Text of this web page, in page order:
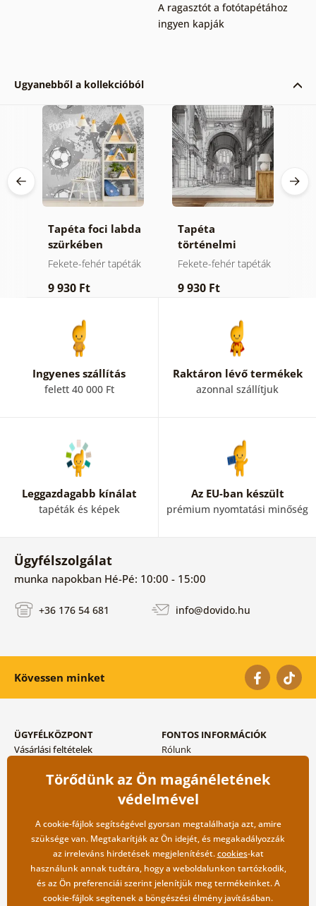
A ragasztót a fotótapétához
ingyen kapják
Ugyanebből a kollekcióból
Tapéta foci labda
szürkében
Fekete-fehér tapéták
9 930 Ft
Tapéta
történelmi
építészet fekete-
Fekete-fehér tapéták
9 930 Ft
Ingyenes szállítás
felett 40 000 Ft
Raktáron lévő termékek
azonnal szállítjuk
Leggazdagabb kínálat
tapéták és képek
Az EU-ban készült
prémium nyomtatási minőség
Ügyfélszolgálat
munka napokban Hé-Pé: 10:00 - 15:00
+36 176 54 681 info@dovido.hu
Kövessen minket
ÜGYFÉLKÖZPONT
Vásárlási feltételek
Szállítási és fizetési módok
FONTOS INFORMÁCIÓK
Rólunk
Blog
Kapcsolat
Nagykereskedelmi
együttműködés
Törődünk az Ön magánéletének
védelmével
A cookie-fájlok segítségével gyorsan megtalálhatja azt, amire
szüksége van. Megtakarítják az Ön idejét, és megakadályozzák
az irreleváns hirdetések megjelenítését.cookies-kat
használunk annak tudtára, hogy a weboldalunkon tartózkodik,
és az Ön preferenciái szerint jelenítjük meg termékeinket. A
cookie-fájlok segítenek a böngészési élmény javításában.